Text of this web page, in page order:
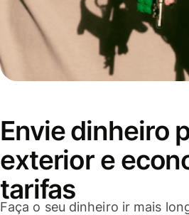
Envie dinheiro
exterior e
tarifas
Faça o seu dinheiro ir mais